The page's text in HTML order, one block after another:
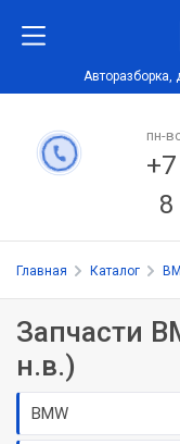
Авторазборка,
пн-
8
Главная Каталог
Запчасти
н.в.)
BMW